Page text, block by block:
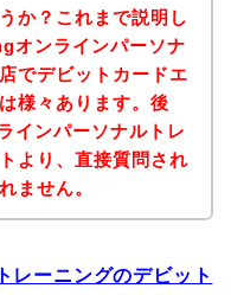
か？これまで説明し
オンラインパーソナ
でデビットカードエ
様々あります。後
インパーソナルトレ
より、直接質問され
ません。
レーニングのデビット